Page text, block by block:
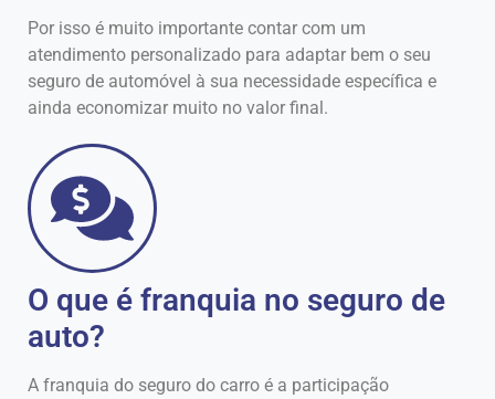
Por isso é muito importante contar com um
atendimento personalizado para adaptar bem o seu
seguro de automóvel à sua necessidade específica e
ainda economizar muito no valor final.
O que é franquia no seguro de
auto?
A franquia do seguro do carro é a participação